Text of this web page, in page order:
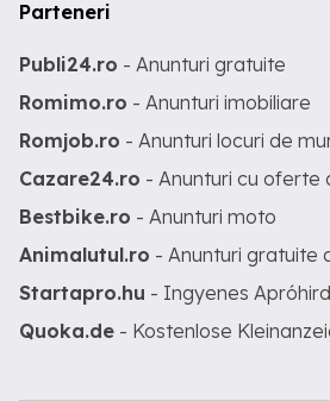
Parteneri
Publi24.ro - Anunturi gratuite
Romimo.ro - Anunturi imobiliare
Romjob.ro - Anunturi locuri de
Cazare24.ro - Anunturi cu oferte
Bestbike.ro - Anunturi moto
Animalutul.ro - Anunturi gratuite
Startapro.hu - Ingyenes
Quoka.de - Kostenlose